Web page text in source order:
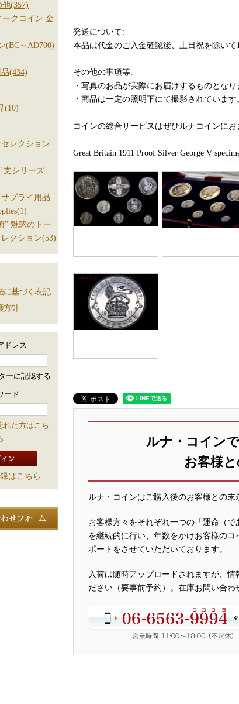
発送について:
本品は代金のご入金確認後、土日祝を除い
その他の事項等:
・写真のお品が実際にお届けするものとなり
・商品は一定の照明下にて撮影されていま
コインの総合サービスはぜひルナコインに
Great Britain 1911 Proof Silver George V
ルナ・コインで
お客様
ルナ・コインはご購入後のお客様との末
お客様方々をそれぞれ一つの「運命（
を継続的に行い、年数をかけお客様の
ポートをさせていただいております。
入荷は随時アップロードされますが、
ださい（要事前予約）。在庫お問い合わ
(357)
ークコイン 金
(BC～AD700)
(434)
(10)
レクション
支シリーズ
プライ用品
” 魅惑のトー
クション(53)
に基づく表記
方針
ドレス
ーに記憶する
ード
れた方はこち
はこちら